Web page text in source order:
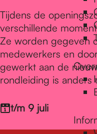
Tijdens de
verschillende
Ze worden gegeven
medewerkers en
gewerkt aan de
rondleiding is anders
t/m 9 juli